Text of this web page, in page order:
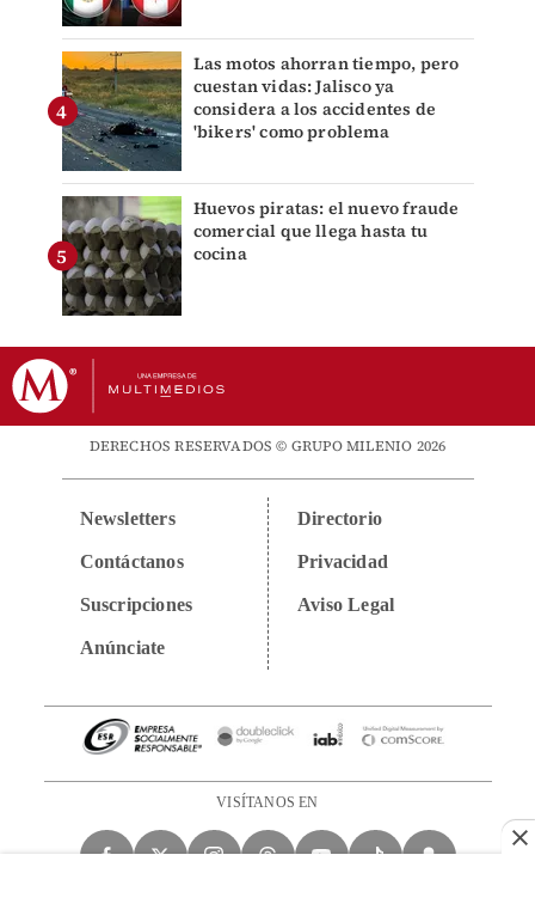
Las motos ahorran tiempo, pero
cuestan vidas: Jalisco ya
considera a los accidentes de
'bikers' como problema
Huevos piratas: el nuevo fraude
comercial que llega hasta tu
cocina
DERECHOS RESERVADOS © GRUPO MILENIO 2026
Newsletters
Contáctanos
Suscripciones
Anúnciate
Directorio
Privacidad
Aviso Legal
VISÍTANOS EN